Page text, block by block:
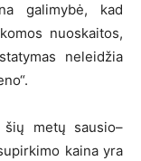
galimybė, kad
nuoskaitos,
neleidžia
metų sausio–
kaina yra